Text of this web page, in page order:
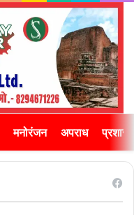
मनोरंजन अपराध